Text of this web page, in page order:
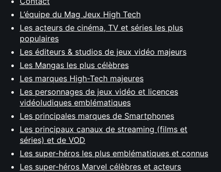
L’équipe du Mag Jeux High Tech
Les acteurs de cinéma, TV et séries les plus
populaires
Les éditeurs & studios de jeux vidéo majeurs
Les Mangas les plus célèbres
Les marques High-Tech majeures
Les personnages de jeux vidéo et licences
vidéoludiques emblématiques
Les principales marques de Smartphones
Les principaux canaux de streaming (films et
séries) et de VOD
Les super-héros les plus emblématiques et connus
Les super-héros Marvel célèbres et acteurs